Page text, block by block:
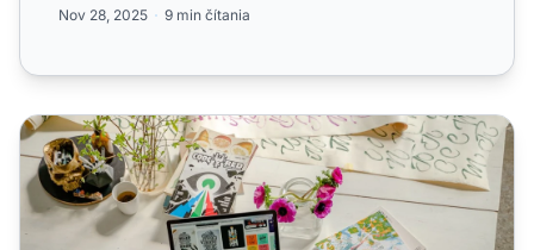
Nov 28, 2025 9 min čítania
6 najlepších propagačných materiálov pre vašich affiliate